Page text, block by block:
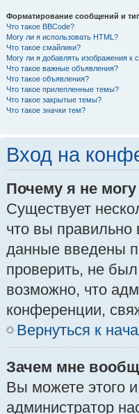
Форматирование сообщений и
Что такое BBCode?
Могу ли я использовать HTML?
Что такое смайлики?
Могу ли я добавлять изображения к
Что такое важные объявления?
Что такое объявления?
Что такое прилепленные темы?
Что такое закрытые темы?
Что такое значки тем?
Вход на
Почему я не
Существует
что вы правильно
данные введены
проверить, не
возможно, что
конференции,
Вернуться к
Зачем мне
Вы можете этого и
администратор